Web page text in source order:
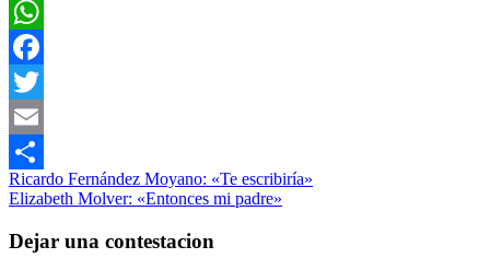
WhatsApp
Facebook
Twitter
Email
Compartir
Música
Navegación
de
entradas
Entrada
anterior:
Ricardo Fernández Moyano: «Te escribiría»
Siguiente
Elizabeth Molver: «Entonces mi padre»
Dejar una contestacion